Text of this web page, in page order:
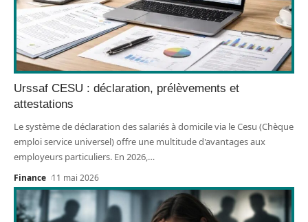
Urssaf CESU : déclaration, prélèvements et
attestations
Le système de déclaration des salariés à domicile via le Cesu (Chèque
emploi service universel) offre une multitude d'avantages aux
employeurs particuliers. En 2026, …
Finance 11 mai 2026